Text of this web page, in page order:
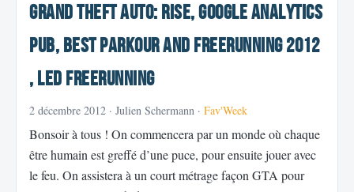
Grand Theft Auto: RISE, Google Analytics
Pub, Best Parkour and Freerunning 2012
, LED Freerunning
2 décembre 2012 · Julien Schermann · Fav'Week
Bonsoir à tous ! On commencera par un monde où chaque
être humain est greffé d’une puce, pour ensuite jouer avec
le feu. On assistera à un court métrage façon GTA pour